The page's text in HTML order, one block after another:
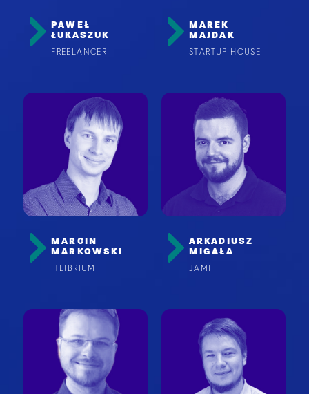
PAWEŁ
ŁUKASZUK
FREELANCER
MAREK
MAJDAK
STARTUP HOUSE
MARCIN
MARKOWSKI
ITLIBRIUM
ARKADIUSZ
MIGAŁA
JAMF